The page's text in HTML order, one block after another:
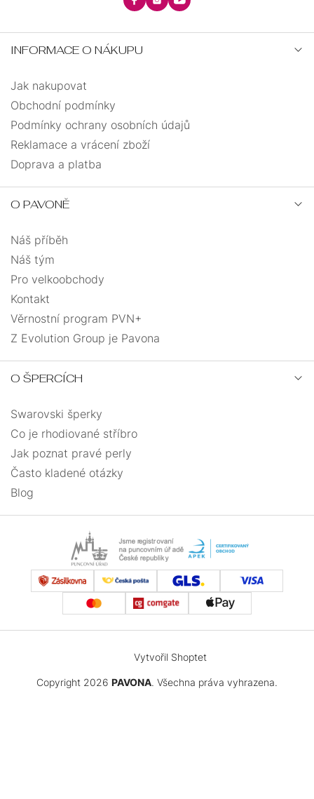
INFORMACE O NÁKUPU
Jak nakupovat
Obchodní podmínky
Podmínky ochrany osobních údajů
Reklamace a vrácení zboží
Doprava a platba
O PAVONĚ
Náš příběh
Náš tým
Pro velkoobchody
Kontakt
Věrnostní program PVN+
Z Evolution Group je Pavona
O ŠPERCÍCH
Swarovski šperky
Co je rhodiované stříbro
Jak poznat pravé perly
Často kladené otázky
Blog
Vytvořil Shoptet
Copyright 2026 PAVONA. Všechna práva vyhrazena.